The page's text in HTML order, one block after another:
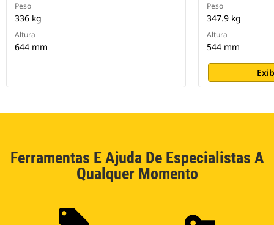
Peso
336 kg
Altura
644 mm
Peso
347.9 kg
Altura
544 mm
Ferramentas E Ajuda De Especialistas A
Qualquer Momento